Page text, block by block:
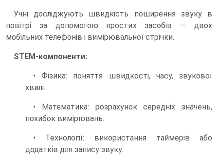
Учні досліджують швидкість поширення звуку в
повітрі за допомогою простих засобів — двох
мобільних телефонів і вимірювальної стрічки.
STEM-компоненти:
• Фізика: поняття швидкості, часу, звукової
хвилі.
• Математика: розрахунок середніх значень,
похибок вимірювань.
• Технології: використання таймерів або
додатків для запису звуку.